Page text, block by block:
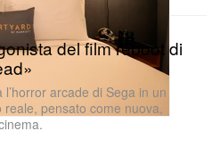
del film reboot di
arcade di Sega in un
pensato come nuova,